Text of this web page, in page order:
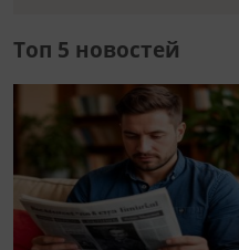
Топ 5 новостей